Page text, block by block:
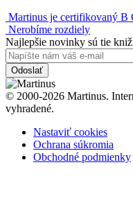
Martinus je certifikovaný B
Nerobíme rozdiely
Najlepšie novinky sú tie
Odoslať
© 2000-2026 Martinus.
vyhradené.
Nastaviť cookies
Ochrana súkromia
Obchodné podmienky